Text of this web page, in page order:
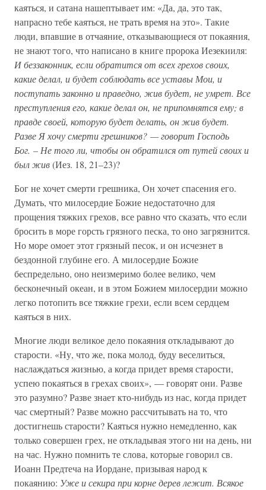
каяться, и сатана нашептывает им: «Да, да, это так,
напрасно тебе каяться, не трать время на это». Такие
люди, впавшие в отчаяние, отказывающиеся от покаяния,
не знают того, что написано в книге пророка Иезекииля:
И беззаконник, если обратится от всех грехов своих,
какие делал, и будет соблюдать все уставы Мои, и
поступать законно и праведно, жив будет, не умрет. Все
преступления его, какие делал он, не припомнятся ему; в
правде своей, которую будет делать, он жив будет.
Разве Я хочу смерти грешников? — говорит Господь
Бог. – Не того ли, чтобы он обратился от путей своих и
был жив(Иез. 18, 21–23)?
Бог не хочет смерти грешника, Он хочет спасения его.
Думать, что милосердие Божие недостаточно для
прощения тяжких грехов, все равно что сказать, что если
бросить в море горсть грязного песка, то оно загрязнится.
Но море омоет этот грязный песок, и он исчезнет в
бездонной глубине его. А милосердие Божие
беспредельно, оно неизмеримо более велико, чем
бесконечный океан, и в этом Божием милосердии можно
легко потопить все тяжкие грехи, если всем сердцем
каяться в них.
Многие люди великое дело покаяния откладывают до
старости. «Ну, что же, пока молод, буду веселиться,
наслаждаться жизнью, а когда придет время старости,
успею покаяться в грехах своих», — говорят они. Разве
это разумно? Разве знает кто-нибудь из нас, когда придет
час смертный? Разве можно рассчитывать на то, что
достигнешь старости? Каяться нужно немедленно, как
только совершен грех, не откладывая этого ни на день, ни
на час. Нужно помнить те слова, которые говорил св.
Иоанн Предтеча на Иордане, призывая народ к
покаянию: Уже и секира при корне дерев лежит. Всякое